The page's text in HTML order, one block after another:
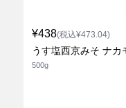
¥438(税込¥473.04)
うす塩西京みそ ナカ
500g